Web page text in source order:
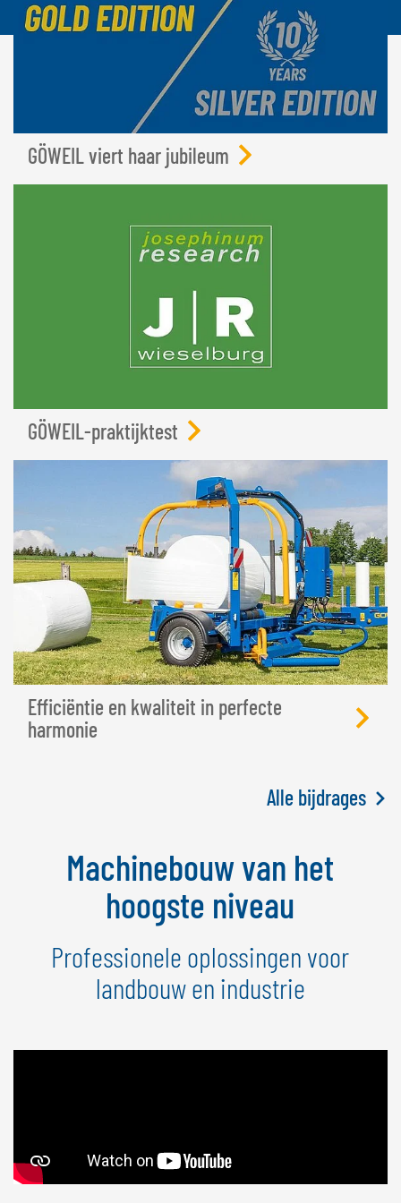
GÖWEIL viert haar jubileum
GÖWEIL-praktijktest
Efficiëntie en kwaliteit in perfecte
harmonie
Alle bijdrages
Machinebouw van het
hoogste niveau
Professionele oplossingen voor
landbouw en industrie